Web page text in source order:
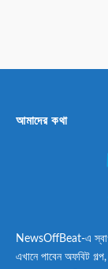
আমাদের কথা
NewsOffBeat-এ
এখানে পাবেন অফবিট